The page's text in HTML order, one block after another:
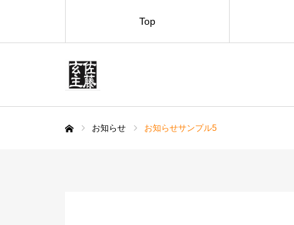
Top
お知らせ お知らせサンプル5